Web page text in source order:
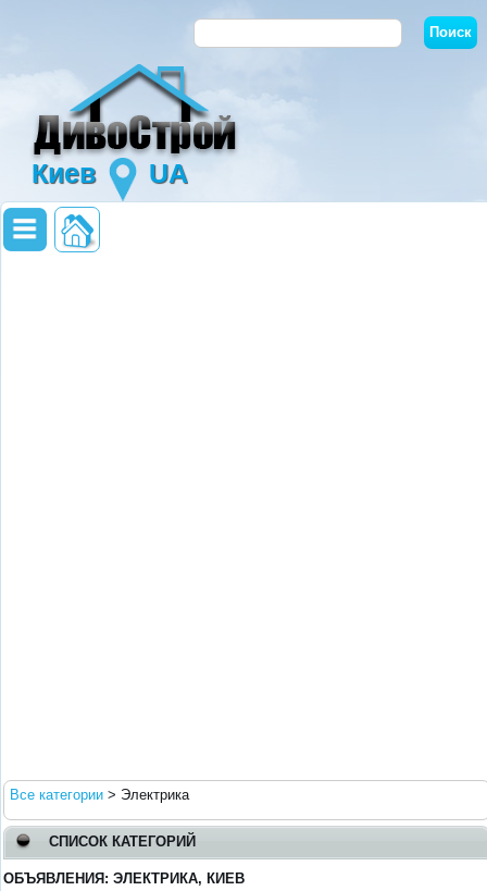
Киев UA
Все категории > Электрика
СПИСОК КАТЕГОРИЙ
ОБЪЯВЛЕНИЯ: ЭЛЕКТРИКА, КИЕВ